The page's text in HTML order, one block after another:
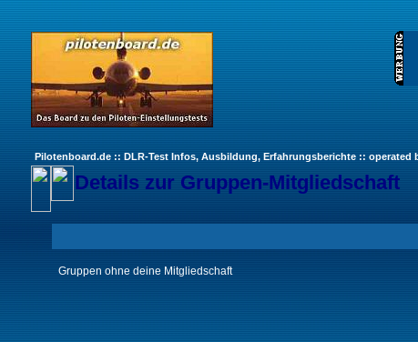
Pilotenboard.de :: DLR-Test Infos, Ausbildung, Erfahrungsberichte :: operated
Details zur Gruppen-Mitgliedschaft
Gruppen ohne deine Mitgliedschaft